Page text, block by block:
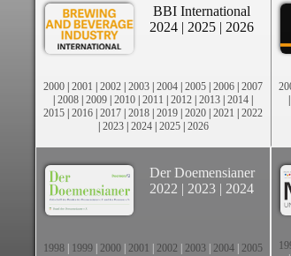
BBI International
2024 | 2025 | 2026
2000 | 2001 | 2002 | 2003 | 2004 | 2005 | 2006 | 2007
| 2008 | 2009 | 2010 | 2011 | 2012 | 2013 | 2014 |
2015 | 2016 | 2017 | 2018 | 2019 | 2020 | 2021 | 2022
| 2023| 2024| 2025| 2026
|
Der Doemensianer
2022 | 2023 | 2024
1998 1999 2000 2001 2002 2003 2004 2005